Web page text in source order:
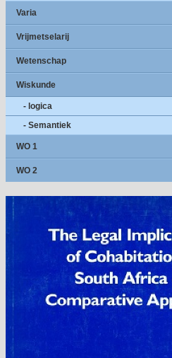
Varia
Vrijmetselarij
Wetenschap
Wiskunde
- logica
- Semantiek
WO 1
WO 2